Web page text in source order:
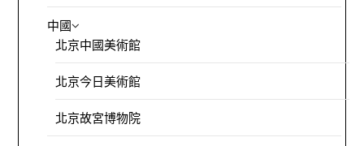
中國
北京中國美術館
北京今日美術館
北京故宮博物院